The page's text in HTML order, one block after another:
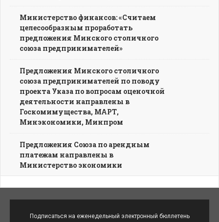
Министерство финансов: «Считаем
целесообразным проработать
предложения Минского столичного
союза предпринимателей»
Предложения Минского столичного
союза предпринимателей по поводу
проекта Указа по вопросам оценочной
деятельности направлены в
Госкомимущества, МАРТ,
Минэкономики, Минпром
Предложения Союза по арендным
платежам направлены в
Министерство экономики
Подписаться на еженедельный электронный бюллетень